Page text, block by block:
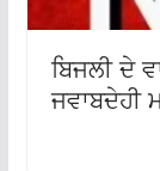
ਬਿਜਲੀ ਦੇ
ਜਵਾਬਦੇਹੀ